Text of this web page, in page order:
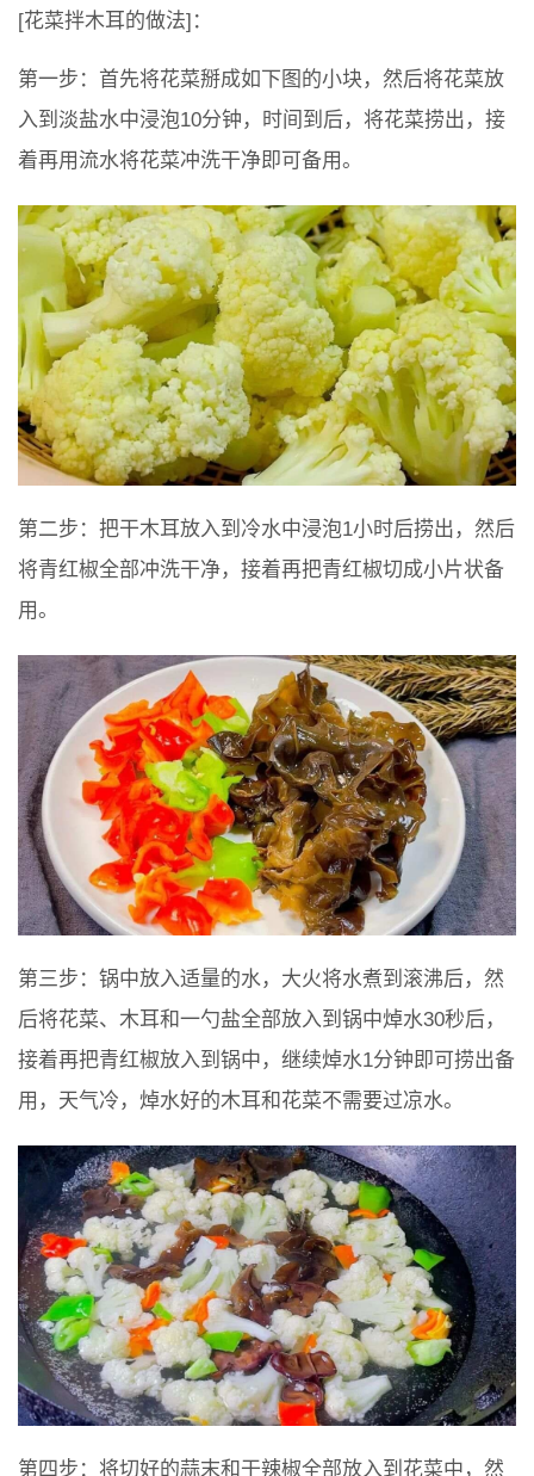
[花菜拌木耳的做法]：
第一步：首先将花菜掰成如下图的小块，然后将花菜放
入到淡盐水中浸泡10分钟，时间到后，将花菜捞出，接
着再用流水将花菜冲洗干净即可备用。
第二步：把干木耳放入到冷水中浸泡1小时后捞出，然后
将青红椒全部冲洗干净，接着再把青红椒切成小片状备
用。
第三步：锅中放入适量的水，大火将水煮到滚沸后，然
后将花菜、木耳和一勺盐全部放入到锅中焯水30秒后，
接着再把青红椒放入到锅中，继续焯水1分钟即可捞出备
用，天气冷，焯水好的木耳和花菜不需要过凉水。
第四步：将切好的蒜末和干辣椒全部放入到花菜中，然